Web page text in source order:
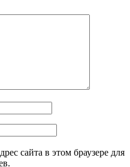
сайта в этом браузере для